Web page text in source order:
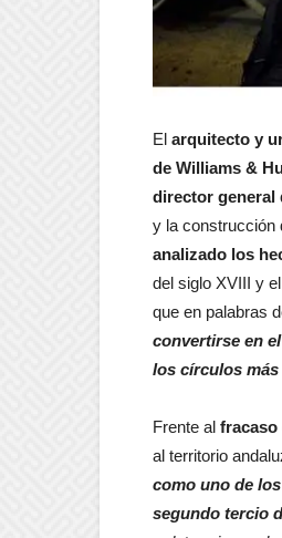
El arquitecto y
de Williams &
director general
y la construcción
analizado los
del siglo XVIII y
que en palabras
convertirse en
los círculos más
Frente al fracaso
al territorio
como uno de
segundo tercio